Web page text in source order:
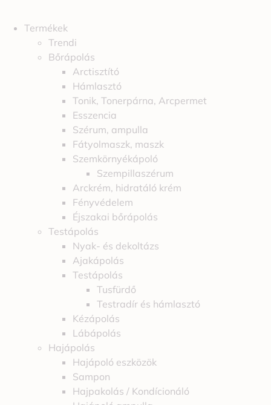
Termékek
Trendi
Bőrápolás
Arctisztító
Hámlasztó
Tonik, Tonerpárna, Arcpermet
Esszencia
Szérum, ampulla
Fátyolmaszk, maszk
Szemkörnyékápoló
Szempillaszérum
Arckrém, hidratáló krém
Fényvédelem
Éjszakai bőrápolás
Testápolás
Nyak- és dekoltázs
Ajakápolás
Testápolás
Tusfürdő
Testradír és hámlasztó
Kézápolás
Lábápolás
Hajápolás
Hajápoló eszközök
Sampon
Hajpakolás / Kondícionáló